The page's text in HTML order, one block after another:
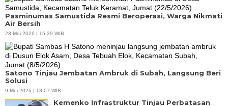
Pasminumas Samustida Resmi Beroperasi, Warga Nikmati
Air Bersih
23 Mei 2026 | 15:39 WIB
Satono Tinjau Jembatan Ambruk di Subah, Langsung Beri
Solusi
9 Mei 2026 | 13:07 WIB
Kemenko Infrastruktur Tinjau Perbatasan